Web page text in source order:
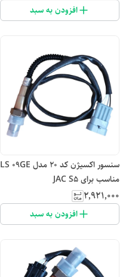
افزودن به سبد
سنسور اکسیژن کد ۲۰ مدل LS 09GE
مناسب برای JAC S5
۲٬۹۲۱٬۰۰۰
افزودن به سبد